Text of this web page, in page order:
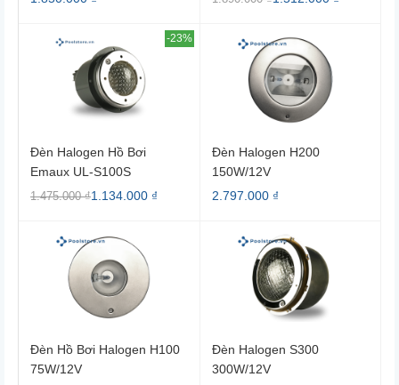
-23%
Đèn Halogen Hồ Bơi
Emaux UL-S100S
100W/12V
1.475.000 ₫1.134.000 ₫
Đèn Halogen H200
150W/12V
2.797.000 ₫
Đèn Hồ Bơi Halogen H100
75W/12V
Đèn Halogen S300
300W/12V